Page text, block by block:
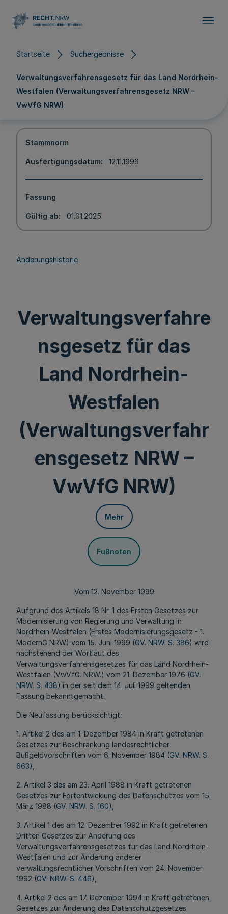
Startseite Suchergebnisse
Verwaltungsverfahrensgesetz für das Land Nordrhein-
Westfalen (Verwaltungsverfahrensgesetz NRW –
VwVfG NRW)
Stammnorm
Ausfertigungsdatum 12.11.1999
Fassung
Gültig ab 01.01.2025
Änderungshistorie
Verwaltungsverfahre
nsgesetz für das
Land Nordrhein-
Westfalen
(Verwaltungsverfahr
ensgesetz NRW –
VwVfG NRW)
Mehr
Fußnoten
Vom 12. November 1999
Aufgrund des Artikels 18 Nr. 1 des Ersten Gesetzes zur
Modernisierung von Regierung und Verwaltung in
Nordrhein-Westfalen (Erstes Modernisierungsgesetz - 1.
ModernG NRW) vom 15. Juni 1999 (GV. NRW. S. 386) wird
nachstehend der Wortlaut des
Verwaltungsverfahrensgesetzes für das Land Nordrhein-
Westfalen (VwVfG. NRW.) vom 21. Dezember 1976 (GV.
NRW. S. 438) in der seit dem 14. Juli 1999 geltenden
Fassung bekanntgemacht.
Die Neufassung berücksichtigt:
1. Artikel 2 des am 1. Dezember 1984 in Kraft getretenen
Gesetzes zur Beschränkung landesrechtlicher
Bußgeldvorschriften vom 6. November 1984 (GV. NRW. S.
663),
2. Artikel 3 des am 23. April 1988 in Kraft getretenen
Gesetzes zur Fortentwicklung des Datenschutzes vom 15.
März 1988 (GV. NRW. S. 160),
3. Artikel 1 des am 12. Dezember 1992 in Kraft getretenen
Dritten Gesetzes zur Änderung des
Verwaltungsverfahrensgesetzes für das Land Nordrhein-
Westfalen und zur Änderung anderer
verwaltungsrechtlicher Vorschriften vom 24. November
1992 (GV. NRW. S. 446),
4. Artikel 2 des am 17. Dezember 1994 in Kraft getretenen
Gesetzes zur Änderung des Datenschutzgesetzes